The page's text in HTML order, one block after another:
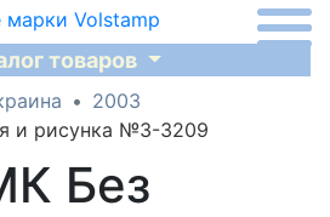
товаров
2003
и рисунка №3-3209
Без